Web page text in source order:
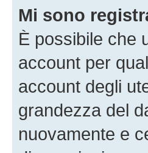
Mi sono
È possibile che
account per
account degli
grandezza del
nuovamente e